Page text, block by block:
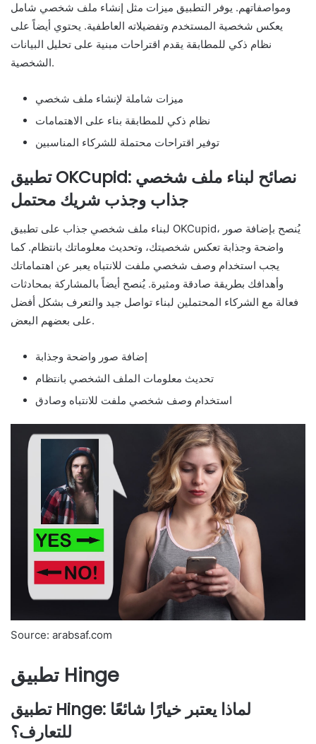
ومواصفاتهم. يوفر التطبيق ميزات مثل إنشاء ملف شخصي شامل
يعكس شخصية المستخدم وتفضيلاته العاطفية. يحتوي أيضاً على
نظام ذكي للمطابقة يقدم اقتراحات مبنية على تحليل البيانات
الشخصية.
ميزات شاملة لإنشاء ملف شخصي
نظام ذكي للمطابقة بناء على الاهتمامات
توفير اقتراحات محتملة للشركاء المناسبين
تطبيق OKCupid: نصائح لبناء ملف شخصي
جذاب وجذب شريك محتمل
لبناء ملف شخصي جذاب على تطبيق OKCupid، يُنصح بإضافة صور
واضحة وجذابة تعكس شخصيتك، وتحديث معلوماتك بانتظام. كما
يجب استخدام وصف شخصي ملفت للانتباه يعبر عن اهتماماتك
وأهدافك بطريقة صادقة ومثيرة. يُنصح أيضاً بالمشاركة بمحادثات
فعالة مع الشركاء المحتملين لبناء تواصل جيد والتعرف بشكل أفضل
على بعضهم البعض.
إضافة صور واضحة وجذابة
تحديث معلومات الملف الشخصي بانتظام
استخدام وصف شخصي ملفت للانتباه وصادق
Source: arabsaf.com
تطبيق Hinge
تطبيق Hinge: لماذا يعتبر خيارًا شائعًا
للتعارف؟